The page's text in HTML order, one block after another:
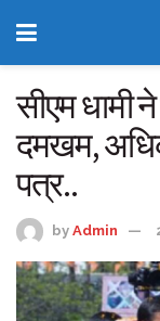
सीएम धामी
दमखम,
पत्र..
by Admin